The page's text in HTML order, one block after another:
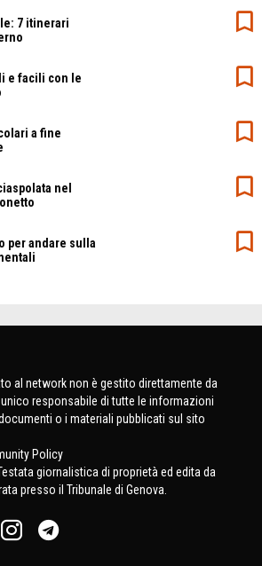
7 itinerari
e facili con le
a fine
nel
per andare sulla
al network non è gestito direttamente da
unico responsabile di tutte le informazioni
o i materiali pubblicati sul sito
Policy
giornalistica di proprietà ed edita da
presso il Tribunale di Genova.